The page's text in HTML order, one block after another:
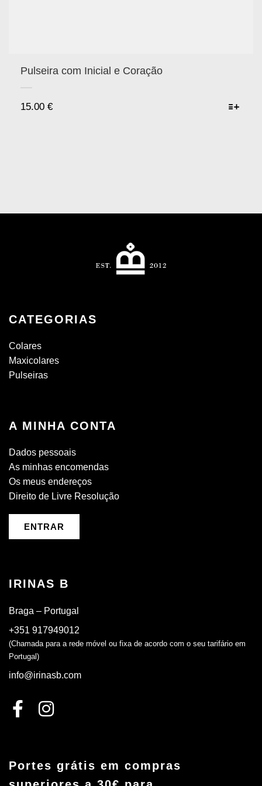
Pulseira com Inicial e Coração
15.00 €
CATEGORIAS
Colares
Maxicolares
Pulseiras
A MINHA CONTA
Dados pessoais
As minhas encomendas
Os meus endereços
Direito de Livre Resolução
ENTRAR
IRINAS B
Braga – Portugal
+351 917949012
(Chamada para a rede móvel ou fixa de acordo com o seu tarifário em
Portugal)
info@irinasb.com
Portes grátis em compras